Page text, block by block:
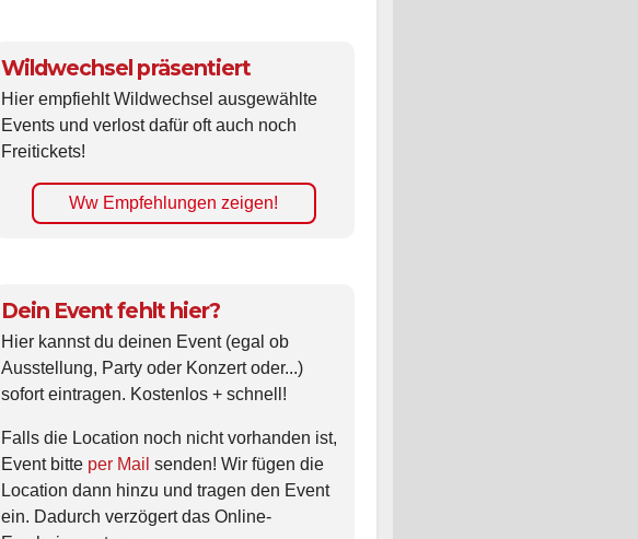
Wildwechsel präsentiert
Hier empfiehlt Wildwechsel ausgewählte
Events und verlost dafür oft auch noch
Freitickets!
Ww Empfehlungen zeigen!
Dein Event fehlt hier?
Hier kannst du deinen Event (egal ob
Ausstellung, Party oder Konzert oder...)
sofort eintragen. Kostenlos + schnell!
Falls die Location noch nicht vorhanden ist,
Event bitte per Mail senden! Wir fügen die
Location dann hinzu und tragen den Event
ein. Dadurch verzögert das Online-